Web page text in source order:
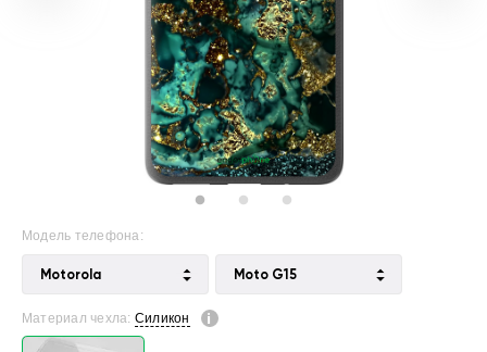
Модель телефона:
Motorola Moto G15
Материал чехла: Силикон